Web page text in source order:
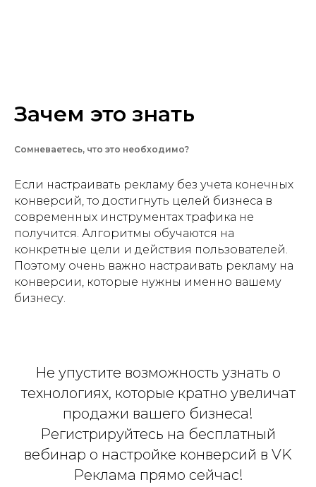
Зачем это знать
Сомневаетесь, что это необходимо?
Если настраивать рекламу без учета конечных
конверсий, то достигнуть целей бизнеса в
современных инструментах трафика не
получится. Алгоритмы обучаются на
конкретные цели и действия пользователей.
Поэтому очень важно настраивать рекламу на
конверсии, которые нужны именно вашему
бизнесу.
Не упустите возможность узнать о
технологиях, которые кратно увеличат
продажи вашего бизнеса!
Регистрируйтесь на бесплатный
вебинар о настройке конверсий в VK
Реклама прямо сейчас!